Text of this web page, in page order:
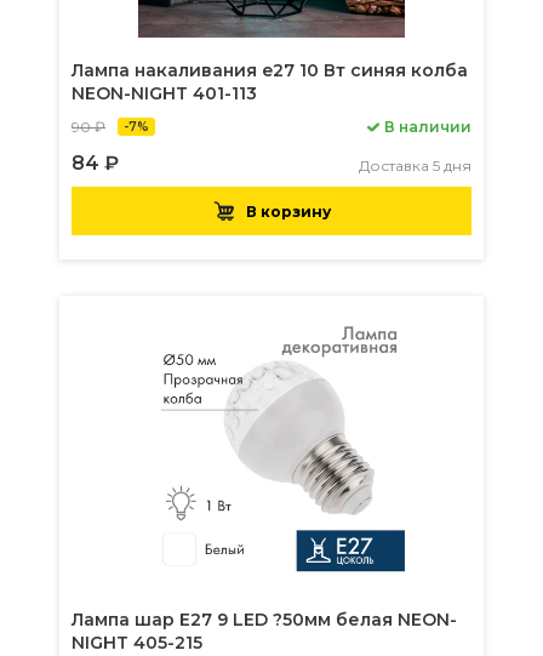
Лампа накаливания e27 10 Вт синяя колба
NEON-NIGHT 401-113
90 ₽ -7%
84 ₽
В наличии
Доставка 5 дня
В корзину
Лампа шар Е27 9 LED ?50мм белая NEON-
NIGHT 405-215